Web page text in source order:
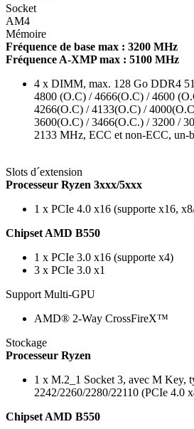
Socket
AM4
Mémoire
Fréquence de base max : 3200 MHz
Fréquence A-XMP max : 5100 MHz
4 x DIMM, max. 128 Go DDR4
4800 (O.C) / 4666(O.C) / 4600
4266(O.C) / 4133(O.C) /
3600(O.C) / 3466(O.C.) / 3200 /
2133 MHz, ECC et non-ECC, un-
Slots d´extension
Processeur Ryzen 3xxx/5xxx
1 x PCIe 4.0 x16 (supporte x16,
Chipset AMD B550
1 x PCIe 3.0 x16 (supporte x4)
3 x PCIe 3.0 x1
Support Multi-GPU
AMD® 2-Way CrossFireX™
Stockage
Processeur Ryzen
1 x M.2_1 Socket 3, avec M Key,
2242/2260/2280/22110 (PCIe 4.0
Chipset AMD B550